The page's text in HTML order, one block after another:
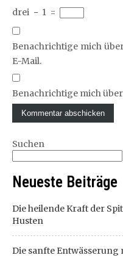
drei − 1 =
Benachrichtige mich
E-Mail.
Benachrichtige mich
Suchen
Neueste Beiträge
Die heilende Kraft der
Husten
Die sanfte